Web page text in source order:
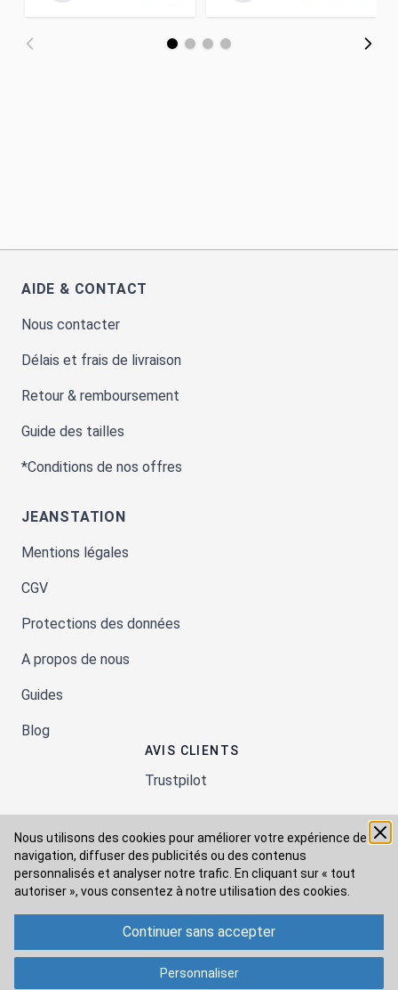
Nous utilisons des cookies pour améliorer votre expérience de
navigation, diffuser des publicités ou des contenus
personnalisés et analyser notre trafic. En cliquant sur « tout
autoriser », vous consentez à notre utilisation des cookies.
Continuer sans accepter
Personnaliser
AIDE & CONTACT
Nous contacter
Délais et frais de livraison
Retour & remboursement
Guide des tailles
*Conditions de nos offres
JEANSTATION
Mentions légales
CGV
Protections des données
A propos de nous
Guides
Blog
AVIS CLIENTS
Trustpilot
Moyens de paiement
Modes de livraison